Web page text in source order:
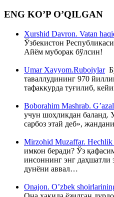
ENG KO’P O’QILGAN
Xurshid Davron. Vatan
Ўзбекистон
Айём муборак бўлсин!
Umar Xayyom.Ruboiylar
таваллудининг 970
тафаккурда туғилиб,
Boborahim Mashrab.
учун шоҳликдан баланд.
сарбоз этай деб»,
Mirzohid Muzaffar. Hechlik
имкон беради? Ўз
инсоннинг энг даҳшатли
дунёни аввал…
Onajon. O’zbek